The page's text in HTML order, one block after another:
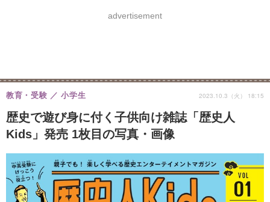
8月開催学校説明会・相談会
advertisement
歴史で遊び身に付く子供向け雑誌「歴史人
Kids」発売 1枚目の写真・画像
教育・受験 小学生 2023.10.3（火） 18:15